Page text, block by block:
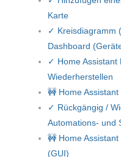
Karte
✓ Kreisdiagramm
Dashboard
✓ Home Assistant
Wiederherstellen
🚧 Home
✓ Rückgängig /
Automations- und
🚧 Home
(GUI)